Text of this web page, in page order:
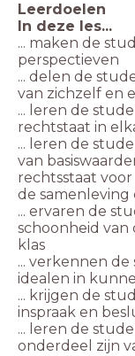
Leerdoelen
In deze les...
... maken de
perspectieven
... delen de
van zichzelf en
... leren de
rechtstaat in
... leren de
van
rechtsstaat voor
de
... ervaren de
schoonheid van
klas
... verkennen
idealen in
... krijgen de
inspraak en
... leren de
onderdeel zijn